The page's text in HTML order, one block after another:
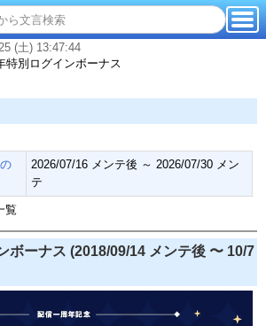
(土) 13:47:44
特別ログインボーナス
2026/07/16 メンテ後 ～ 2026/07/30 メン
テ
覧
ボーナス (2018/09/14 メンテ後 〜 10/7